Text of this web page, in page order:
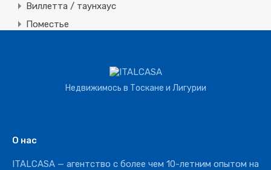
Виллетта / таунхаус
Поместье
Недвижимось в Тоскане и Лигурии
О нас
ITALCASA — агентство с более чем 10-летним опытом на